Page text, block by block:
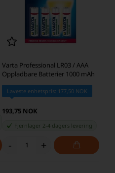
Varta Professional LR03 / AAA
Oppladbare Batterier 1000 mAh
Laveste enhetspris: 177,50 NOK
193,75 NOK
Fjernlager 2-4 dagers levering
- +